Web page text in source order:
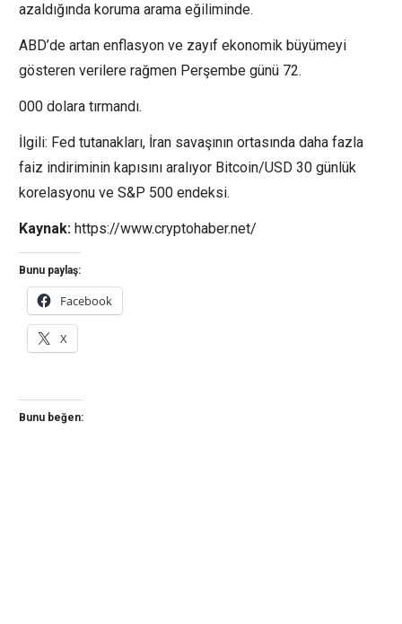
azaldığında koruma arama eğiliminde.
ABD’de artan enflasyon ve zayıf ekonomik büyümeyi
gösteren verilere rağmen Perşembe günü 72.
000 dolara tırmandı.
İlgili: Fed tutanakları, İran savaşının ortasında daha fazla
faiz indiriminin kapısını aralıyor Bitcoin/USD 30 günlük
korelasyonu ve S&P 500 endeksi.
Kaynak: https://www.cryptohaber.net/
Bunu paylaş:
Facebook
X
Bunu beğen: